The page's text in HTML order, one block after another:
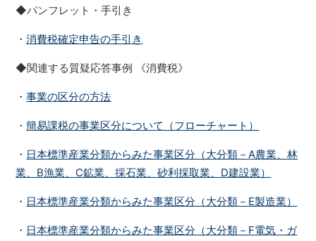
◆パンフレット・手引き
・消費税確定申告の手引き
◆関連する質疑応答事例 《消費税》
・事業の区分の方法
・簡易課税の事業区分について（フローチャート）
・ 日本標準産業分類からみた事業区分（大分類－A農業、林
業、B漁業、C鉱業、採石業、砂利採取業、D建設業）
・ 日本標準産業分類からみた事業区分（大分類－E製造業）
・ 日本標準産業分類からみた事業区分（大分類－F電気・ガ